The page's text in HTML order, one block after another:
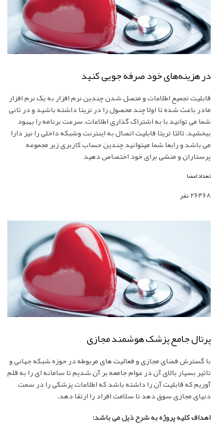
در هزینه‌های خود صرفه جویی کنید
قابلیت تجمیع اطلاعات و متصل شدن چندین نرم افزار به یک نرم افزار
مادر باعث شده تا اولا چند محصول را در تریتا داشته باشید و در ثانی
شما می توانید با به اشتراک گذاری اطلاعات، سرعت برنامه را بهبود
ببخشید، ثالثا تریتا قابلیت اتصال به اینترنت وشبکه داخلی را نیز دارا
می باشد و رابعا شما میتوانید چندین حساب کاربری زیر مجموعه
پرستاران و منشی برای خود اختصاص دهید
تعداد اعضا
26468 نفر
پرتال جامع پزشک هوشمند مجازی
با گسترش فضای مجازی و فعالیت های مربوطه در حوزه شبکه جهانی و
تاثیر بسیار بالای آن در عوام جامعه بر آن شدیم تا سامانه ای را به قلم
آوریم که قابلیت آن را داشته باشد که اطلاعات پزشکی را در سمت
دنیای مجازی سوق دهد تا سلامت افراد را ارتقا دهد.
اهداف کلیه پروژه به شرح ذیل می باشد: